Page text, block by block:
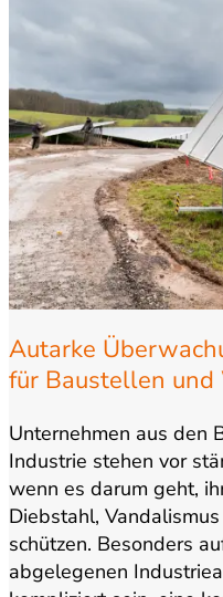
Autarke
für Baustellen
Unternehmen aus den
Industrie stehen vor
wenn es darum geht,
Diebstahl,
schützen. Besonders
abgelegenen